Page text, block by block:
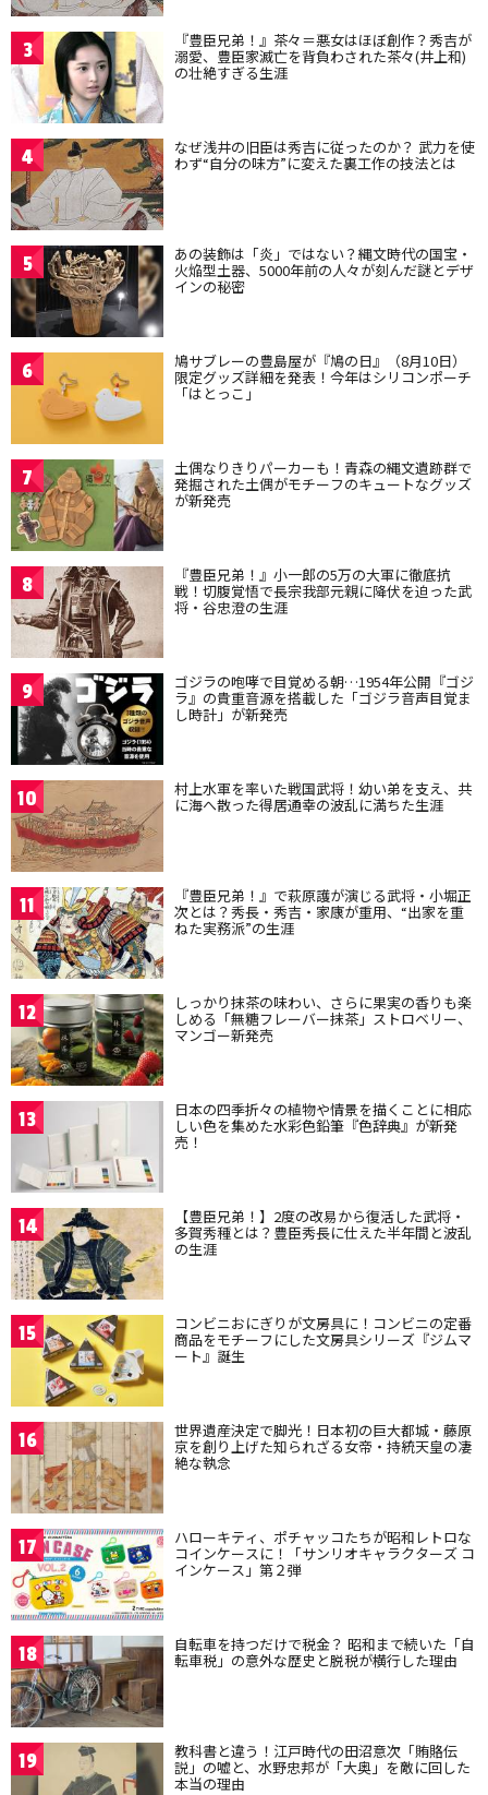
3 『豊臣兄弟！』茶々＝悪女はほぼ創作？秀吉が
溺愛、豊臣家滅亡を背負わされた茶々(井上和)
の壮絶すぎる生涯
4 なぜ浅井の旧臣は秀吉に従ったのか？ 武力を使
わず“自分の味方”に変えた裏工作の技法とは
5 あの装飾は「炎」ではない？縄文時代の国宝・
火焔型土器、5000年前の人々が刻んだ謎とデザ
インの秘密
6 鳩サブレーの豊島屋が『鳩の日』（8月10日）
限定グッズ詳細を発表！今年はシリコンポーチ
「はとっこ」
7 土偶なりきりパーカーも！青森の縄文遺跡群で
発掘された土偶がモチーフのキュートなグッズ
が新発売
8 『豊臣兄弟！』小一郎の5万の大軍に徹底抗
戦！切腹覚悟で長宗我部元親に降伏を迫った武
将・谷忠澄の生涯
9 ゴジラの咆哮で目覚める朝…1954年公開『ゴジ
ラ』の貴重音源を搭載した「ゴジラ音声目覚ま
し時計」が新発売
10 村上水軍を率いた戦国武将！幼い弟を支え、共
に海へ散った得居通幸の波乱に満ちた生涯
11 『豊臣兄弟！』で萩原護が演じる武将・小堀正
次とは？秀長・秀吉・家康が重用、“出家を重
ねた実務派”の生涯
12 しっかり抹茶の味わい、さらに果実の香りも楽
しめる「無糖フレーバー抹茶」ストロベリー、
マンゴー新発売
13 日本の四季折々の植物や情景を描くことに相応
しい色を集めた水彩色鉛筆『色辞典』が新発
売！
14 【豊臣兄弟！】2度の改易から復活した武将・
多賀秀種とは？豊臣秀長に仕えた半年間と波乱
の生涯
15 コンビニおにぎりが文房具に！コンビニの定番
商品をモチーフにした文房具シリーズ『ジムマ
ート』誕生
16 世界遺産決定で脚光！日本初の巨大都城・藤原
京を創り上げた知られざる女帝・持統天皇の凄
絶な執念
17 ハローキティ、ポチャッコたちが昭和レトロな
コインケースに！「サンリオキャラクターズ コ
インケース」第２弾
18 自転車を持つだけで税金？ 昭和まで続いた「自
転車税」の意外な歴史と脱税が横行した理由
19 教科書と違う！江戸時代の田沼意次「賄賂伝
説」の嘘と、水野忠邦が「大奥」を敵に回した
本当の理由